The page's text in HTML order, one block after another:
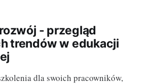
- przegląd
trendów w edukacji
dla swoich pracowników,